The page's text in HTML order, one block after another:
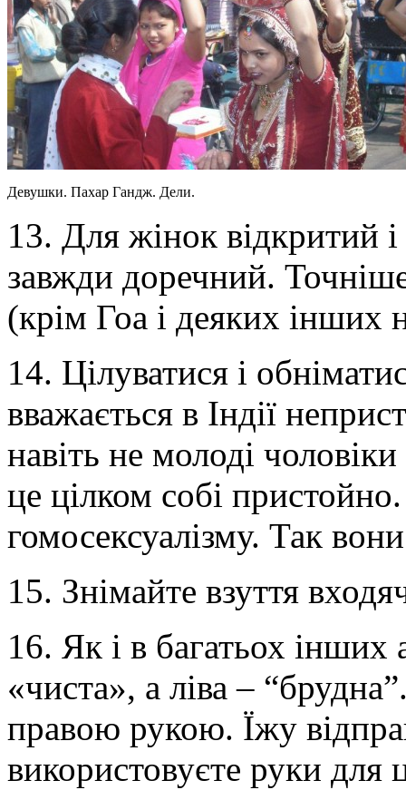
Девушки. Пахар Гандж. Дели.
13. Для жінок відкритий
завжди доречний.
(крім Гоа і деяких інших
14. Цілуватися і
вважається в Індії
навіть не молоді
це цілком собі
гомосексуалізму. Так
15. Знімайте взуття
16. Як і в багатьох інших
«чиста», а ліва –
правою рукою. Їжу
використовуєте руки